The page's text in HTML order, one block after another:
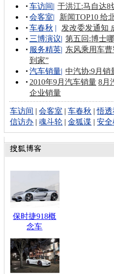
车访间| 于洪江:马自达8
会客室|
新闻TOP10 给
车春秋 |
发改委发通知
三博演议| 第五回:博士
服务精英| 东风乘用车
到家”
汽车销量| 中汽协:9月销
2010年9月汽车销量 8月
企业销量
车访间 |会客室 |车春秋 |悟透
信访办 |魂斗轮 |金狐谍 |安全
保时捷918概
念车